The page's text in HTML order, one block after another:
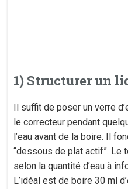
1) Structurer un
Il suffit de poser un verre
le correcteur pendant
l’eau avant de la boire. Il
“dessous de plat actif”. Le
selon la quantité d’eau à
L’idéal est de boire 30 ml